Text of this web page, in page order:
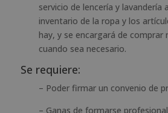
servicio de lencería y lavandería
inventario de la ropa y los
hay, y se encargará de comprar
cuando sea necesario.
Se requiere:
– Poder firmar un convenio de
– Ganas de formarse